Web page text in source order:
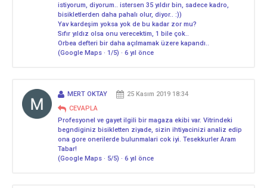
istiyorum, diyorum.. istersen 35 yıldır bin, sadece kadro,
bisikletlerden daha pahalı olur, diyor.. :))
Yav kardeşim yoksa yok de bu kadar zor mu?
Sıfır yıldız olsa onu verecektim, 1 bile çok..
Orbea defteri bir daha açılmamak üzere kapandı..
(Google Maps · 1/5) · 6 yıl önce
MERT OKTAY
25 Kasım 2019 18:34
CEVAPLA
Profesyonel ve gayet ilgili bir magaza ekibi var. Vitrindeki
begndiginiz bisikletten ziyade, sizin ihtiyacinizi analiz edip
ona gore onerilerde bulunmalari cok iyi. Tesekkurler Aram
Tabar!
(Google Maps · 5/5) · 6 yıl önce